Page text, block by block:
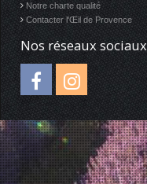
Notre charte qualité
Contacter l'Œil de Provence
Nos réseaux sociaux